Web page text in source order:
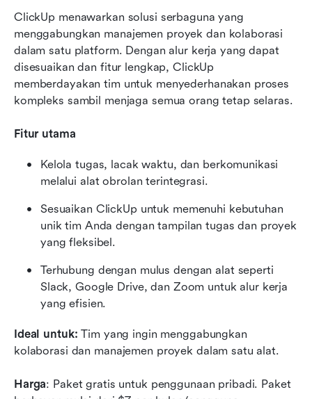
ClickUp menawarkan solusi serbaguna yang
menggabungkan manajemen proyek dan kolaborasi
dalam satu platform. Dengan alur kerja yang dapat
disesuaikan dan fitur lengkap, ClickUp
memberdayakan tim untuk menyederhanakan proses
kompleks sambil menjaga semua orang tetap selaras.
Fitur utama
Kelola tugas, lacak waktu, dan berkomunikasi
melalui alat obrolan terintegrasi.
Sesuaikan ClickUp untuk memenuhi kebutuhan
unik tim Anda dengan tampilan tugas dan proyek
yang fleksibel.
Terhubung dengan mulus dengan alat seperti
Slack, Google Drive, dan Zoom untuk alur kerja
yang efisien.
Ideal untuk: Tim yang ingin menggabungkan
kolaborasi dan manajemen proyek dalam satu alat.
Harga: Paket gratis untuk penggunaan pribadi. Paket